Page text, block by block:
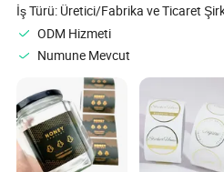
İş Türü: Üretici/Fabrika ve Ticaret
ODM Hizmeti
Numune Mevcut